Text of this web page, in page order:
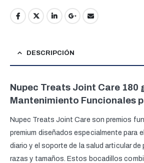
DESCRIPCIÓN
Nupec Treats Joint Care 180
Mantenimiento Funcionales
Nupec Treats Joint Care son premios
premium diseñados especialmente para
diario y el soporte de la salud articular de
razas y tamaños. Estos bocadillos